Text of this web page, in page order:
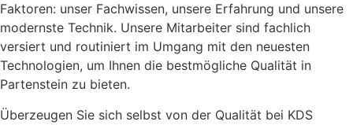
Faktoren: unser Fachwissen, unsere Erfahrung und unsere
modernste Technik. Unsere Mitarbeiter sind fachlich
versiert und routiniert im Umgang mit den neuesten
Technologien, um Ihnen die bestmögliche Qualität in
Partenstein zu bieten.
Überzeugen Sie sich selbst von der Qualität bei KDS